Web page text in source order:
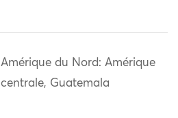
Amérique du Nord: Amérique
centrale, Guatemala